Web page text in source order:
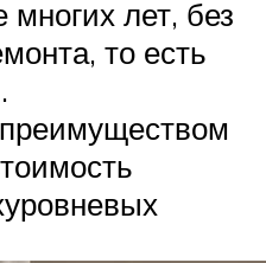
многих лет, без
то есть